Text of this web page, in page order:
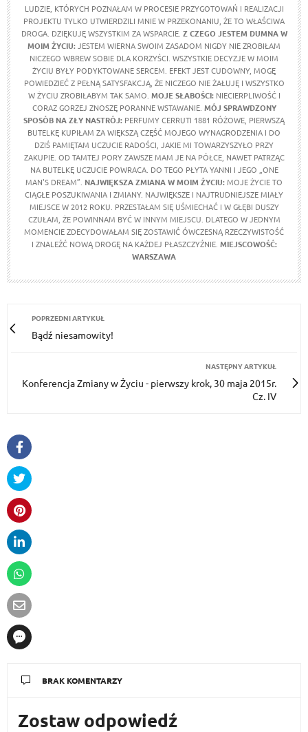
LUDZIE, KTÓRYCH POZNAŁAM W PROCESIE PRZYGOTOWAŃ I REALIZACJI
PROJEKTU TYLKO UTWIERDZILI MNIE W PRZEKONANIU, ŻE TO WŁAŚCIWA
DROGA. DZIĘKUJĘ WSZYSTKIM ZA WSPARCIE. Z CZEGO JESTEM DUMNA W
MOIM ŻYCIU:JESTEM WIERNA SWOIM ZASADOM NIGDY NIE ZROBIŁAM
NICZEGO WBREW SOBIE DLA KORZYŚCI. WSZYSTKIE DECYZJE W MOIM
ŻYCIU BYŁY PODYKTOWANE SERCEM. EFEKT JEST CUDOWNY, MOGĘ
POWIEDZIEĆ Z PEŁNĄ SATYSFAKCJĄ, ŻE NICZEGO NIE ŻAŁUJĘ I WSZYSTKO
W ŻYCIU ZROBIŁABYM TAK SAMO. MOJE SŁABOŚCI:NIECIERPLIWOŚĆ I
CORAZ GORZEJ ZNOSZĘ PORANNE WSTAWANIE. MÓJ SPRAWDZONY
SPOSÓB NA ZŁY NASTRÓJ: PERFUMY CERRUTI 1881 RÓŻOWE, PIERWSZĄ
BUTELKĘ KUPIŁAM ZA WIĘKSZĄ CZĘŚĆ MOJEGO WYNAGRODZENIA I DO
DZIŚ PAMIĘTAM UCZUCIE RADOŚCI, JAKIE MI TOWARZYSZYŁO PRZY
ZAKUPIE. OD TAMTEJ PORY ZAWSZE MAM JE NA PÓŁCE, NAWET PATRZĄC
NA BUTELKĘ UCZUCIE POWRACA. DO TEGO PŁYTA YANNI I JEGO „ONE
MAN'S DREAM”. NAJWIĘKSZA ZMIANA W MOIM ŻYCIU:MOJE ŻYCIE TO
CIĄGŁE POSZUKIWANIA I ZMIANY. NAJWIĘKSZE I NAJTRUDNIEJSZE MIAŁY
MIEJSCE W 2012 ROKU. PRZESTAŁAM SIĘ UŚMIECHAĆ I W GŁĘBI DUSZY
CZUŁAM, ŻE POWINNAM BYĆ W INNYM MIEJSCU. DLATEGO W JEDNYM
MOMENCIE ZDECYDOWAŁAM SIĘ ZOSTAWIĆ ÓWCZESNĄ RZECZYWISTOŚĆ
I ZNALEŹĆ NOWĄ DROGĘ NA KAŻDEJ PŁASZCZYŹNIE. MIEJSCOWOŚĆ:
WARSZAWA
POPRZEDNI ARTYKUŁ
Bądź niesamowity!
NASTĘPNY ARTYKUŁ
Konferencja Zmiany w Życiu - pierwszy krok, 30 maja 2015r.
Cz. IV
BRAK KOMENTARZY
Zostaw odpowiedź